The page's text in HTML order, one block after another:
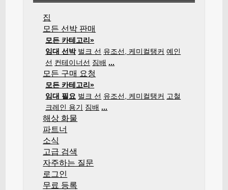
집
모든 선박 판매
모든 카테고리»
임대 선박 벌크 선 유조선, 케미컬탱커 예인
선 컨테이너선 짐배 ...
모든 구매 요청
모든 카테고리»
임대 필요 벌크 선 유조선, 케미컬탱커 고철
크레인 용기 짐배 ...
해상 화물
파트너
소식
고급 검색
자주하는 질문
로그인
무료 등록